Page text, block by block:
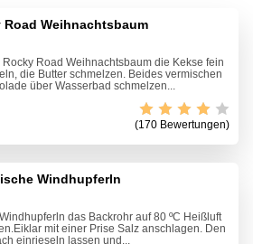
Road Weihnachtsbaum
Rocky Road Weihnachtsbaum die Kekse fein
die Butter schmelzen. Beides vermischen
über Wasserbad schmelzen...
(170 Bewertungen)
Windhupferln
das Backrohr auf 80 ºC Heißluft
mit einer Prise Salz anschlagen. Den
einrieseln lassen und...